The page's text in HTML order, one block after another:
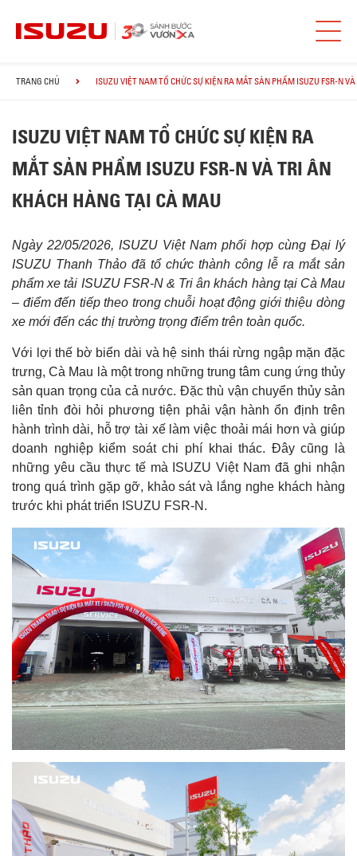
TRANG CHỦ ISUZU VIỆT NAM TỔ CHỨC SỰ KIỆN RA MẮT SẢN PHẨM ISUZU FSR-N
ISUZU VIỆT NAM TỔ CHỨC SỰ KIỆN RA
MẮT SẢN PHẨM ISUZU FSR-N VÀ TRI ÂN
KHÁCH HÀNG TẠI CÀ MAU
Ngày 22/05/2026, ISUZU Việt Nam phối hợp cùng Đại lý
ISUZU Thanh Thảo đã tổ chức thành công lễ ra mắt sản
phẩm xe tải ISUZU FSR-N & Tri ân khách hàng tại Cà Mau
– điểm đến tiếp theo trong chuỗi hoạt động giới thiệu dòng
xe mới đến các thị trường trọng điểm trên toàn quốc.
Với lợi thế bờ biển dài và hệ sinh thái rừng ngập mặn đặc
trưng, Cà Mau là một trong những trung tâm cung ứng thủy
sản quan trọng của cả nước. Đặc thù vận chuyển thủy sản
liên tỉnh đòi hỏi phương tiện phải vận hành ổn định trên
hành trình dài, hỗ trợ tài xế làm việc thoải mái hơn và giúp
doanh nghiệp kiểm soát chi phí khai thác. Đây cũng là
những yêu cầu thực tế mà ISUZU Việt Nam đã ghi nhận
trong quá trình gặp gỡ, khảo sát và lắng nghe khách hàng
trước khi phát triển ISUZU FSR-N.